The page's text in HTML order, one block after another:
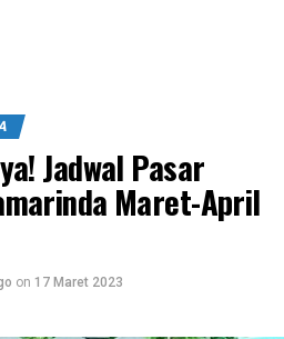
Jadwal Pasar
Maret-April
on 17 Maret 2023